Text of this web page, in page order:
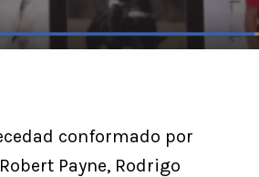
conformado por
Payne, Rodrigo